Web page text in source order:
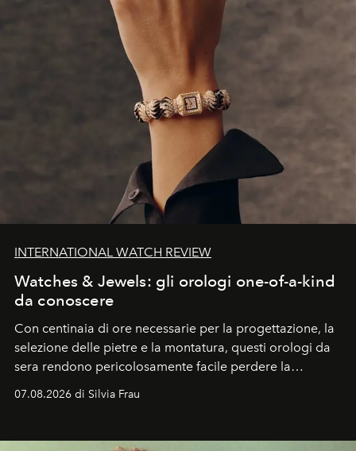
INTERNATIONAL WATCH REVIEW
Watches & Jewels: gli orologi one-of-a-kind
da conoscere
Con centinaia di ore necessarie per la progettazione, la
selezione delle pietre e la montatura, questi orologi da
sera rendono pericolosamente facile perdere la
cognizione del tempo. Ma con quadranti così
07.08.2026 di Silvia Frau